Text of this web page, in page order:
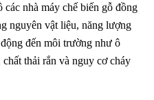
nhà máy chế biến gỗ đồng
nguyên vật liệu, năng lượng
đến môi trường như ô
thải rắn và nguy cơ cháy